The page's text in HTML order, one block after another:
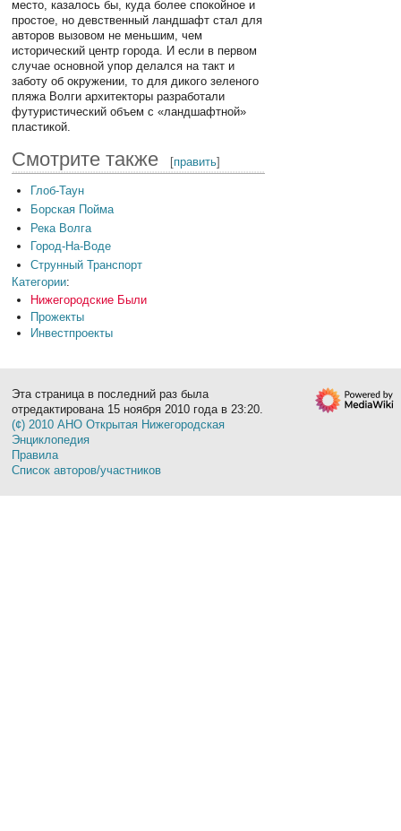
место, казалось бы, куда более спокойное и
простое, но девственный ландшафт стал для
авторов вызовом не меньшим, чем
исторический центр города. И если в первом
случае основной упор делался на такт и
заботу об окружении, то для дикого зеленого
пляжа Волги архитекторы разработали
футуристический объем с «ландшафтной»
пластикой.
Смотрите также [править]
Глоб-Таун
Борская Пойма
Река Волга
Город-На-Воде
Струнный Транспорт
Категории:
Нижегородские Были
Прожекты
Инвестпроекты
Эта страница в последний раз была
отредактирована 15 ноября 2010 года в 23:20.
(¢) 2010 АНО Открытая Нижегородская
Энциклопедия
Правила
Список авторов/участников